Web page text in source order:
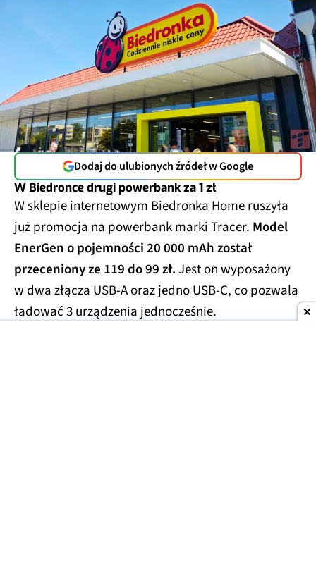
Dodaj do ulubionych źródeł w Google
W Biedronce drugi powerbank za 1 zł
W sklepie internetowym Biedronka Home ruszyła
już promocja na powerbank marki Tracer. Model
EnerGen o pojemności 20 000 mAh został
przeceniony ze 119 do 99 zł.Jest on wyposażony
w dwa złącza USB-A oraz jedno USB-C, co pozwala
ładować 3 urządzenia jednocześnie.